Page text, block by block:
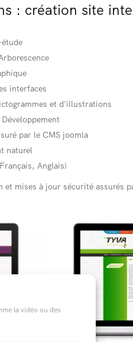
la vidéo ou des
: création site
interfaces
et d’illustrations
par le CMS joomla
naturel
Anglais)
et mises à jour sécurité assurés